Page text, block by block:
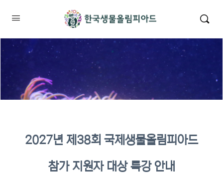
2027년 제38회 국제생물올림피아드
참가 지원자 대상 특강 안내